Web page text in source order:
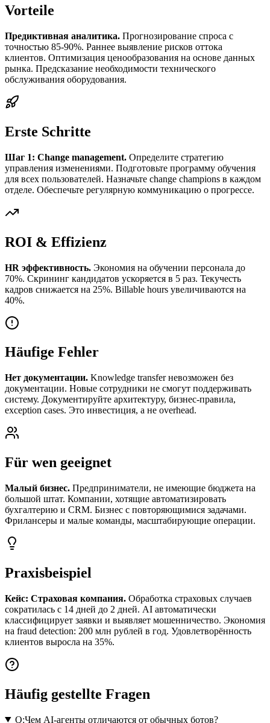
Vorteile
Предиктивная аналитика. Прогнозирование спроса с
точностью 85-90%. Раннее выявление рисков оттока
клиентов. Оптимизация ценообразования на основе данных
рынка. Предсказание необходимости технического
обслуживания оборудования.
Erste Schritte
Шаг 1: Change management. Определите стратегию
управления изменениями. Подготовьте программу обучения
для всех пользователей. Назначьте change champions в каждом
отделе. Обеспечьте регулярную коммуникацию о прогрессе.
ROI & Effizienz
HR эффективность. Экономия на обучении персонала до
70%. Скрининг кандидатов ускоряется в 5 раз. Текучесть
кадров снижается на 25%. Billable hours увеличиваются на
40%.
Häufige Fehler
Нет документации. Knowledge transfer невозможен без
документации. Новые сотрудники не смогут поддерживать
систему. Документируйте архитектуру, бизнес-правила,
exception cases. Это инвестиция, а не overhead.
Für wen geeignet
Малый бизнес. Предприниматели, не имеющие бюджета на
большой штат. Компании, хотящие автоматизировать
бухгалтерию и CRM. Бизнес с повторяющимися задачами.
Фрилансеры и малые команды, масштабирующие операции.
Praxisbeispiel
Кейс: Страховая компания. Обработка страховых случаев
сократилась с 14 дней до 2 дней. AI автоматически
классифицирует заявки и выявляет мошенничество. Экономия
на fraud detection: 200 млн рублей в год. Удовлетворённость
клиентов выросла на 35%.
Häufig gestellte Fragen
Q:Чем AI-агенты отличаются от обычных ботов?